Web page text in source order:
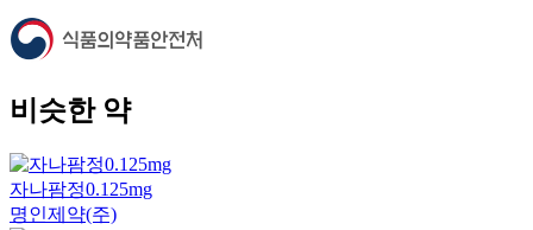
비슷한 약
자나팜정0.125mg
명인제약(주)